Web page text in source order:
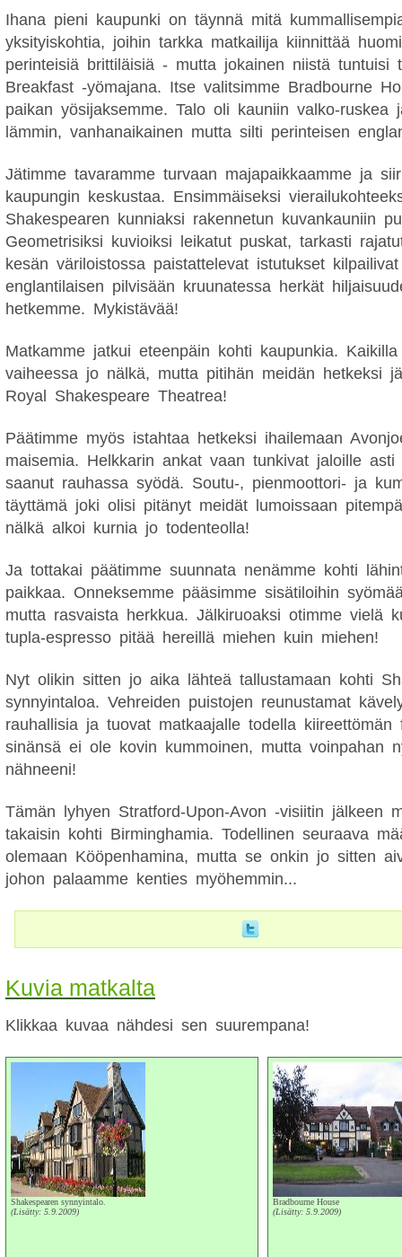
Ihana pieni kaupunki on täynnä mitä
yksityiskohtia, joihin tarkka matkailija kiinnittää
perinteisiä brittiläisiä - mutta jokainen niistä tuntuisi
Breakfast -yömajana. Itse valitsimme Bradbourne
paikan yösijaksemme. Talo oli kauniin valko-ruskea
lämmin, vanhanaikainen mutta silti perinteisen
Jätimme tavaramme turvaan majapaikkaamme ja
kaupungin keskustaa. Ensimmäiseksi
Shakespearen kunniaksi rakennetun kuvankauniin
Geometrisiksi kuvioiksi leikatut puskat, tarkasti
kesän väriloistossa paistattelevat istutukset
englantilaisen pilvisään kruunatessa herkät
hetkemme. Mykistävää!
Matkamme jatkui eteenpäin kohti kaupunkia.
vaiheessa jo nälkä, mutta pitihän meidän hetkeksi
Royal Shakespeare Theatrea!
Päätimme myös istahtaa hetkeksi ihailemaan
maisemia. Helkkarin ankat vaan tunkivat jaloille
saanut rauhassa syödä. Soutu-, pienmoottori- ja
täyttämä joki olisi pitänyt meidät lumoissaan
nälkä alkoi kurnia jo todenteolla!
Ja tottakai päätimme suunnata nenämme kohti
paikkaa. Onneksemme pääsimme sisätiloihin
mutta rasvaista herkkua. Jälkiruoaksi otimme vielä
tupla-espresso pitää hereillä miehen kuin miehen!
Nyt olikin sitten jo aika lähteä tallustamaan kohti
synnyintaloa. Vehreiden puistojen reunustamat
rauhallisia ja tuovat matkaajalle todella kiireettömän
sinänsä ei ole kovin kummoinen, mutta voinpahan
nähneeni!
Tämän lyhyen Stratford-Upon-Avon -visiitin jälkeen
takaisin kohti Birminghamia. Todellinen seuraava
olemaan Kööpenhamina, mutta se onkin jo sitten
johon palaamme kenties myöhemmin...
Kuvia matkalta
Klikkaa kuvaa nähdesi sen suurempana!
Shakespearen synnyintalo.
(Lisätty: 5.9.2009)
Bradbourne House
(Lisätty: 5.9.2009)